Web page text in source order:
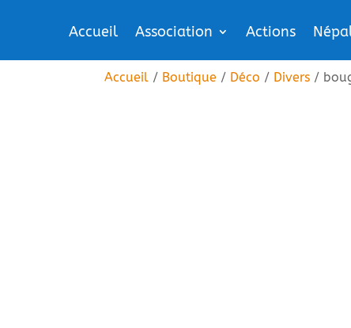
Accueil Association Actions
Accueil / Boutique / Déco / Divers /